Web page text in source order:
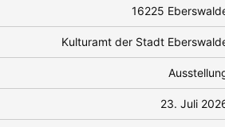
16225
Kulturamt der Stadt
23. Juli